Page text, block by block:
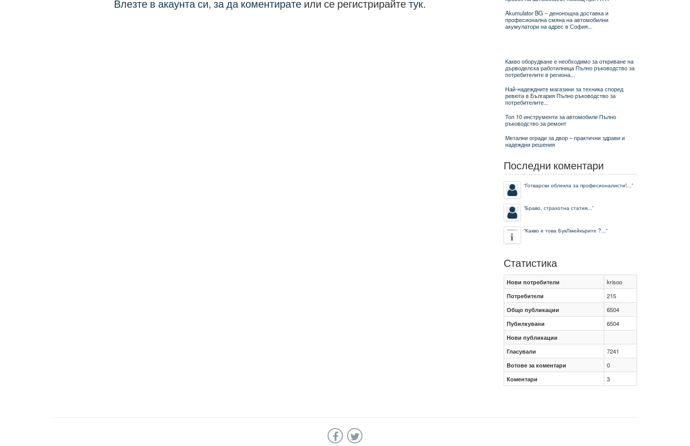
Влезте в акаунта си, за да коментирате или се регистрирайтетук.
Akumulator BG – денонощна доставка и
професионална смяна на автомобилни
акумулатори на адрес в София...
Какво оборудване е необходимо за откриване на
дърводелска работилница Пълно ръководство за
потребителите в региона...
Най-надеждните магазини за техника според
ревюта в България Пълно ръководство за
потребителите...
Топ 10 инструменти за автомобили Пълно
ръководство за ремонт
Метални огради за двор – практични здрави и
надеждни решения
Последни коментари
“Готварски облекла за професионалисти!...”
“Браво, страхотна статия...”
“Какво е това БукЛмейкърите ?...”
Статистика
Нови потребители
krisoo
Потребители
215
Общо публикации
6504
Пубилкувани
6504
Нови публикации
Гласували
7241
Вотове за коментари
0
Коментари
3